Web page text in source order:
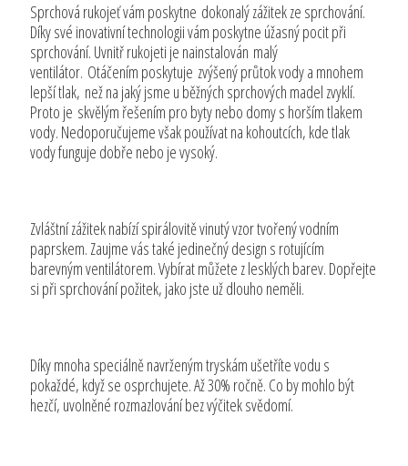
Sprchová rukojeť vám poskytne dokonalý zážitek ze sprchování.
Díky své inovativní technologii vám poskytne úžasný pocit při
sprchování. Uvnitř rukojeti je nainstalován malý
ventilátor. Otáčením poskytuje zvýšený průtok vody a mnohem
lepší tlak, než na jaký jsme u běžných sprchových madel zvyklí.
Proto je skvělým řešením pro byty nebo domy s horším tlakem
vody. Nedoporučujeme však používat na kohoutcích, kde tlak
vody funguje dobře nebo je vysoký.
Zvláštní zážitek nabízí spirálovitě vinutý vzor tvořený vodním
paprskem. Zaujme vás také jedinečný design s rotujícím
barevným ventilátorem. Vybírat můžete z lesklých barev. Dopřejte
si při sprchování požitek, jako jste už dlouho neměli.
Díky mnoha speciálně navrženým tryskám ušetříte vodu s
pokaždé, když se osprchujete. Až 30% ročně. Co by mohlo být
hezčí, uvolněné rozmazlování bez výčitek svědomí.